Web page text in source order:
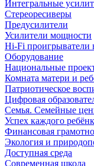
Интегральные
Стереоресиверы
Предусилители
Усилители мощности
Hi-Fi проигрыватели
Оборудование
Национальные
Комната матери и
Патриотическое
Цифровая
Семья. Семейные
Успех каждого
Финансовая
Экология и
Доступная среда
Современная школа